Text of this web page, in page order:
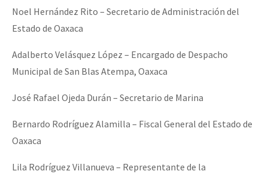
Noel Hernández Rito – Secretario de Administración del
Estado de Oaxaca
Adalberto Velásquez López – Encargado de Despacho
Municipal de San Blas Atempa, Oaxaca
José Rafael Ojeda Durán – Secretario de Marina
Bernardo Rodríguez Alamilla – Fiscal General del Estado de
Oaxaca
Lila Rodríguez Villanueva – Representante de la